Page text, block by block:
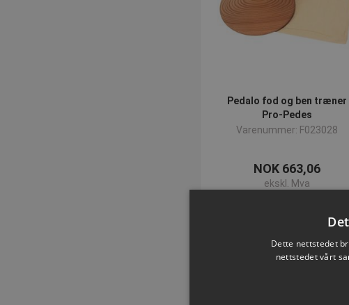
Pedalo fod og ben træner
Pro-Pedes
Varenummer: F023028
NOK 663,06
ekskl. Mva
Dette nettstedet
nettstedet vårt